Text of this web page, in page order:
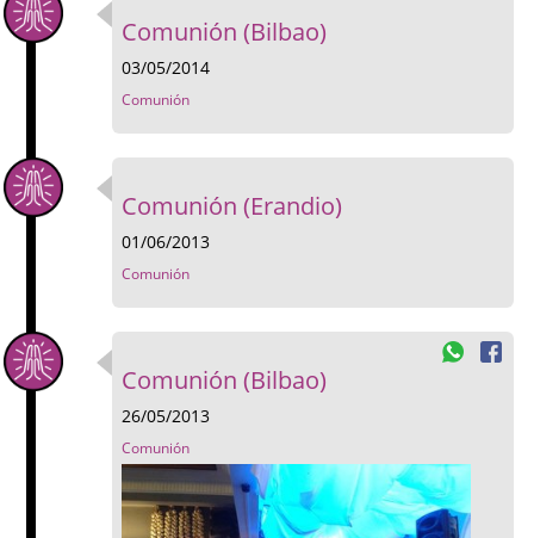
Comunión (Bilbao)
03/05/2014
Comunión
Comunión (Erandio)
01/06/2013
Comunión
Comunión (Bilbao)
26/05/2013
Comunión